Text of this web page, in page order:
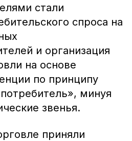
стали
спроса на
и организация
на основе
по принципу
минуя
звенья.
приняли